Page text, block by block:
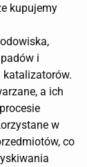
kupujemy
i
a ich
w
co